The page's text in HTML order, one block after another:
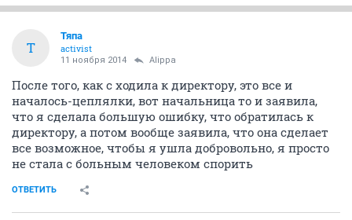
Т
Тяпа
activist
11 ноября 2014 Alippa
После того, как с ходила к директору, это все и
началось-цеплялки, вот начальница то и заявила,
что я сделала большую ошибку, что обратилась к
директору, а потом вообще заявила, что она сделает
все возможное, чтобы я ушла добровольно, я просто
не стала с больным человеком спорить
ОТВЕТИТЬ